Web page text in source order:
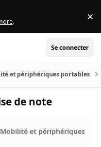
. ×
Se connecter
et périphériques portables
de note
Mobilité et périphériques